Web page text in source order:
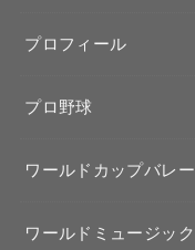
プロフィール
プロ野球
ワールドカップバレー
ワールドミュージック